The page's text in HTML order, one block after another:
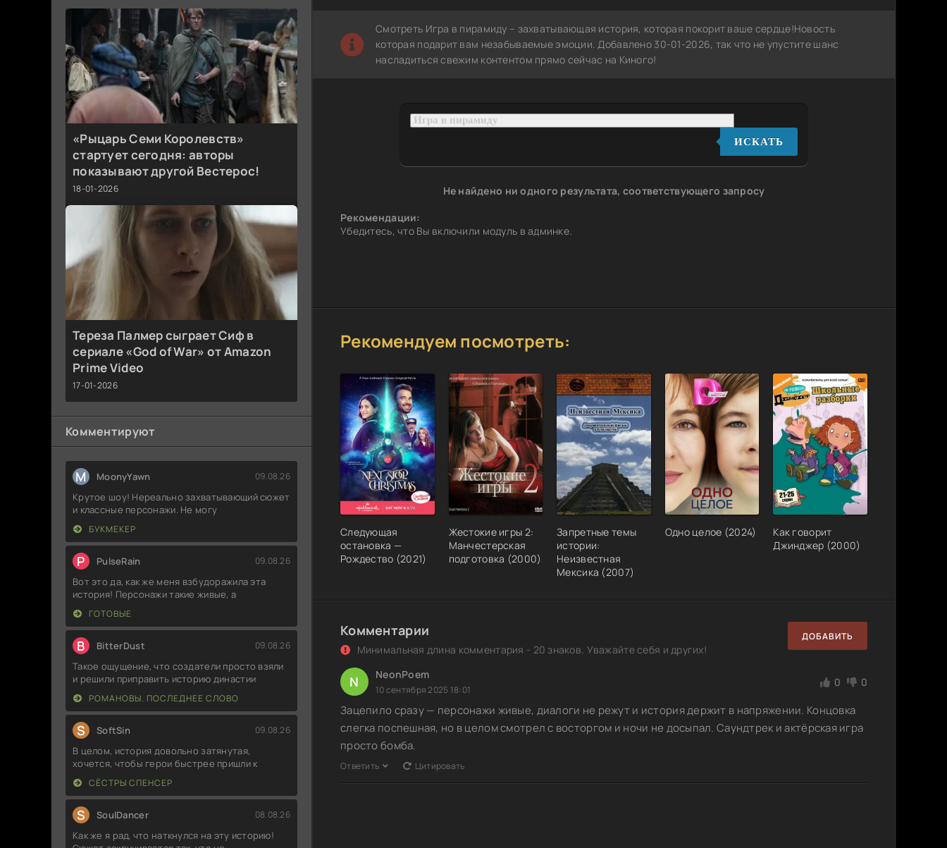
«Рыцарь Семи Королевств»
стартует сегодня: авторы
показывают другой Вестерос!
18-01-2026
Тереза Палмер сыграет Сиф в
сериале «God of War» от Amazon
Prime Video
17-01-2026
Комментируют
M MoonyYawn 09.08.26
Крутое шоу! Нереально захватывающий сюжет
и классные персонажи. Не могу
БУКМЕКЕР
P PulseRain 09.08.26
Вот это да, как же меня взбудоражила эта
история! Персонажи такие живые, а
ГОТОВЫЕ
B BitterDust 09.08.26
Такое ощущение, что создатели просто взяли
и решили приправить историю династии
РОМАНОВЫ. ПОСЛЕДНЕЕ СЛОВО
S SoftSin 09.08.26
В целом, история довольно затянутая,
хочется, чтобы герои быстрее пришли к
СЁСТРЫ СПЕНСЕР
S SoulDancer 08.08.26
Как же я рад, что наткнулся на эту историю!
Смотреть Игра в пирамиду – захватывающая история, которая покорит ваше сердце!Новость
которая подарит вам незабываемые эмоции. Добавлено 30-01-2026, так что не упустите шанс
насладиться свежим контентом прямо сейчас на Киного!
ИСКАТЬ
Не найдено ни одного результата, соответствующего запросу
Рекомендации:
Убедитесь, что Вы включили модуль в админке.
Рекомендуем посмотреть:
Следующая
остановка —
Рождество (2021)
Жестокие игры 2:
Манчестерская
подготовка (2000)
Запретные темы
истории:
Неизвестная
Мексика (2007)
Одно целое (2024)
Как говорит
Джинджер (2000)
Комментарии
Минимальная длина комментария - 20 знаков. Уважайте себя и других!
ДОБАВИТЬ
N NeonPoem
10 сентября 2025 18:01
0 0
Зацепило сразу — персонажи живые, диалоги не режут и история держит в напряжении. Концовка
слегка поспешная, но в целом смотрел с восторгом и ночи не досыпал. Саундтрек и актёрская игра
просто бомба.
Ответить Цитировать